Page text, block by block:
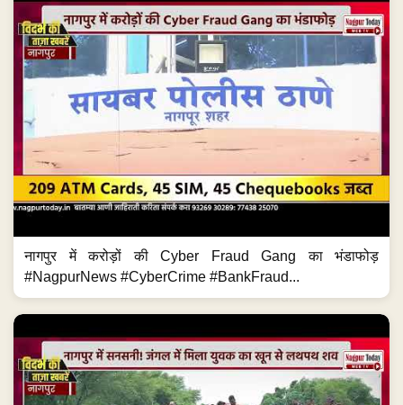
नागपुर में करोड़ों की Cyber Fraud Gang का भंडाफोड़
#NagpurNews #CyberCrime #BankFraud...